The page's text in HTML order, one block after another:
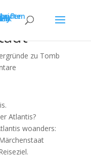
zu Tomb
Atlantis?
woanders: